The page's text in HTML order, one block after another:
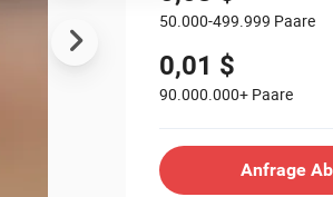
50.000-499.999 Paare
0,01 $
90.000.000+ Paare
Anfrage